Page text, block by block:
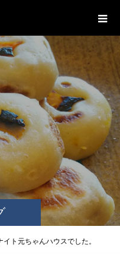
イト元ちゃんハウスでした。